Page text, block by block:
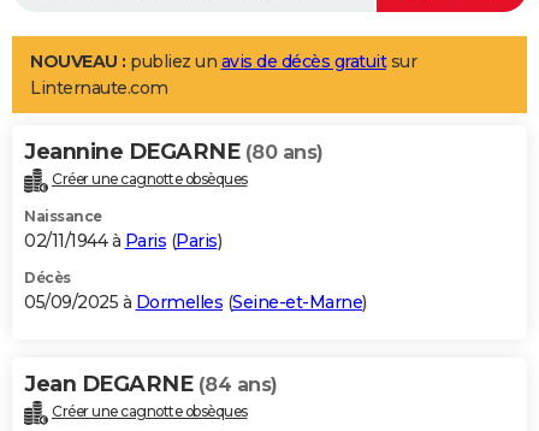
LIFESTYLE
Art de vivre
Bien-être
Loisirs
Mode
Modes de vie
Alimentation
Guide de la santé
Maladies
Médicaments
Sommeil
VOYAGE
Destinations
City break
Voyage nature
Voyage de noces
Forum
Climat
+PHOTO
GUIDES D'ACHAT
BONS PLANS
Carte de Noël
Carte Bonne année
Carte Saint-Valentin
Carte Pâques
Carte d'anniversaire
DICTIONNAIRE
NOUVEAU : publiez un avis de décès gratuitsur
Linternaute.com
Jeannine DEGARNE (80 ans)
Créer une cagnotte obsèques
Naissance
02/11/1944 à Paris (Paris)
Décès
05/09/2025 à Dormelles (Seine-et-Marne)
Jean DEGARNE (84 ans)
Créer une cagnotte obsèques